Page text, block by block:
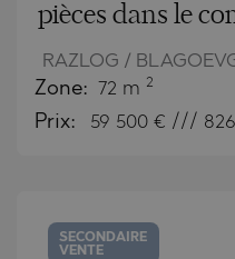
pièces dans le
RAZLOG /
Zone: 72 m 2
Prix: 59 500 € ///
SECONDAIRE
VENTE